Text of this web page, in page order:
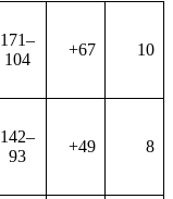
171–
104
+67 10
142–
93
+49 8